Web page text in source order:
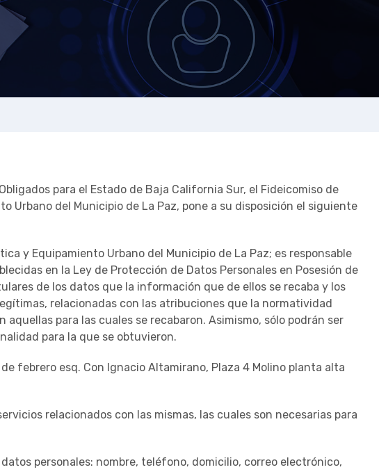
para el Estado de Baja California Sur, el Fideicomiso de
del Municipio de La Paz, pone a su disposición el siguiente
y Equipamiento Urbano del Municipio de La Paz; es responsable
en la Ley de Protección de Datos Personales en Posesión de
de los datos que la información que de ellos se recaba y los
relacionadas con las atribuciones que la normatividad
para las cuales se recabaron. Asimismo, sólo podrán ser
para la que se obtuvieron.
febrero esq. Con Ignacio Altamirano, Plaza 4 Molino planta alta
relacionados con las mismas, las cuales son necesarias para
personales: nombre, teléfono, domicilio, correo electrónico,